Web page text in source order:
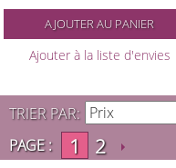
AJOUTER AU PANIER
Ajouter à la liste d'envies
TRIER PAR
PAGE :
1 2